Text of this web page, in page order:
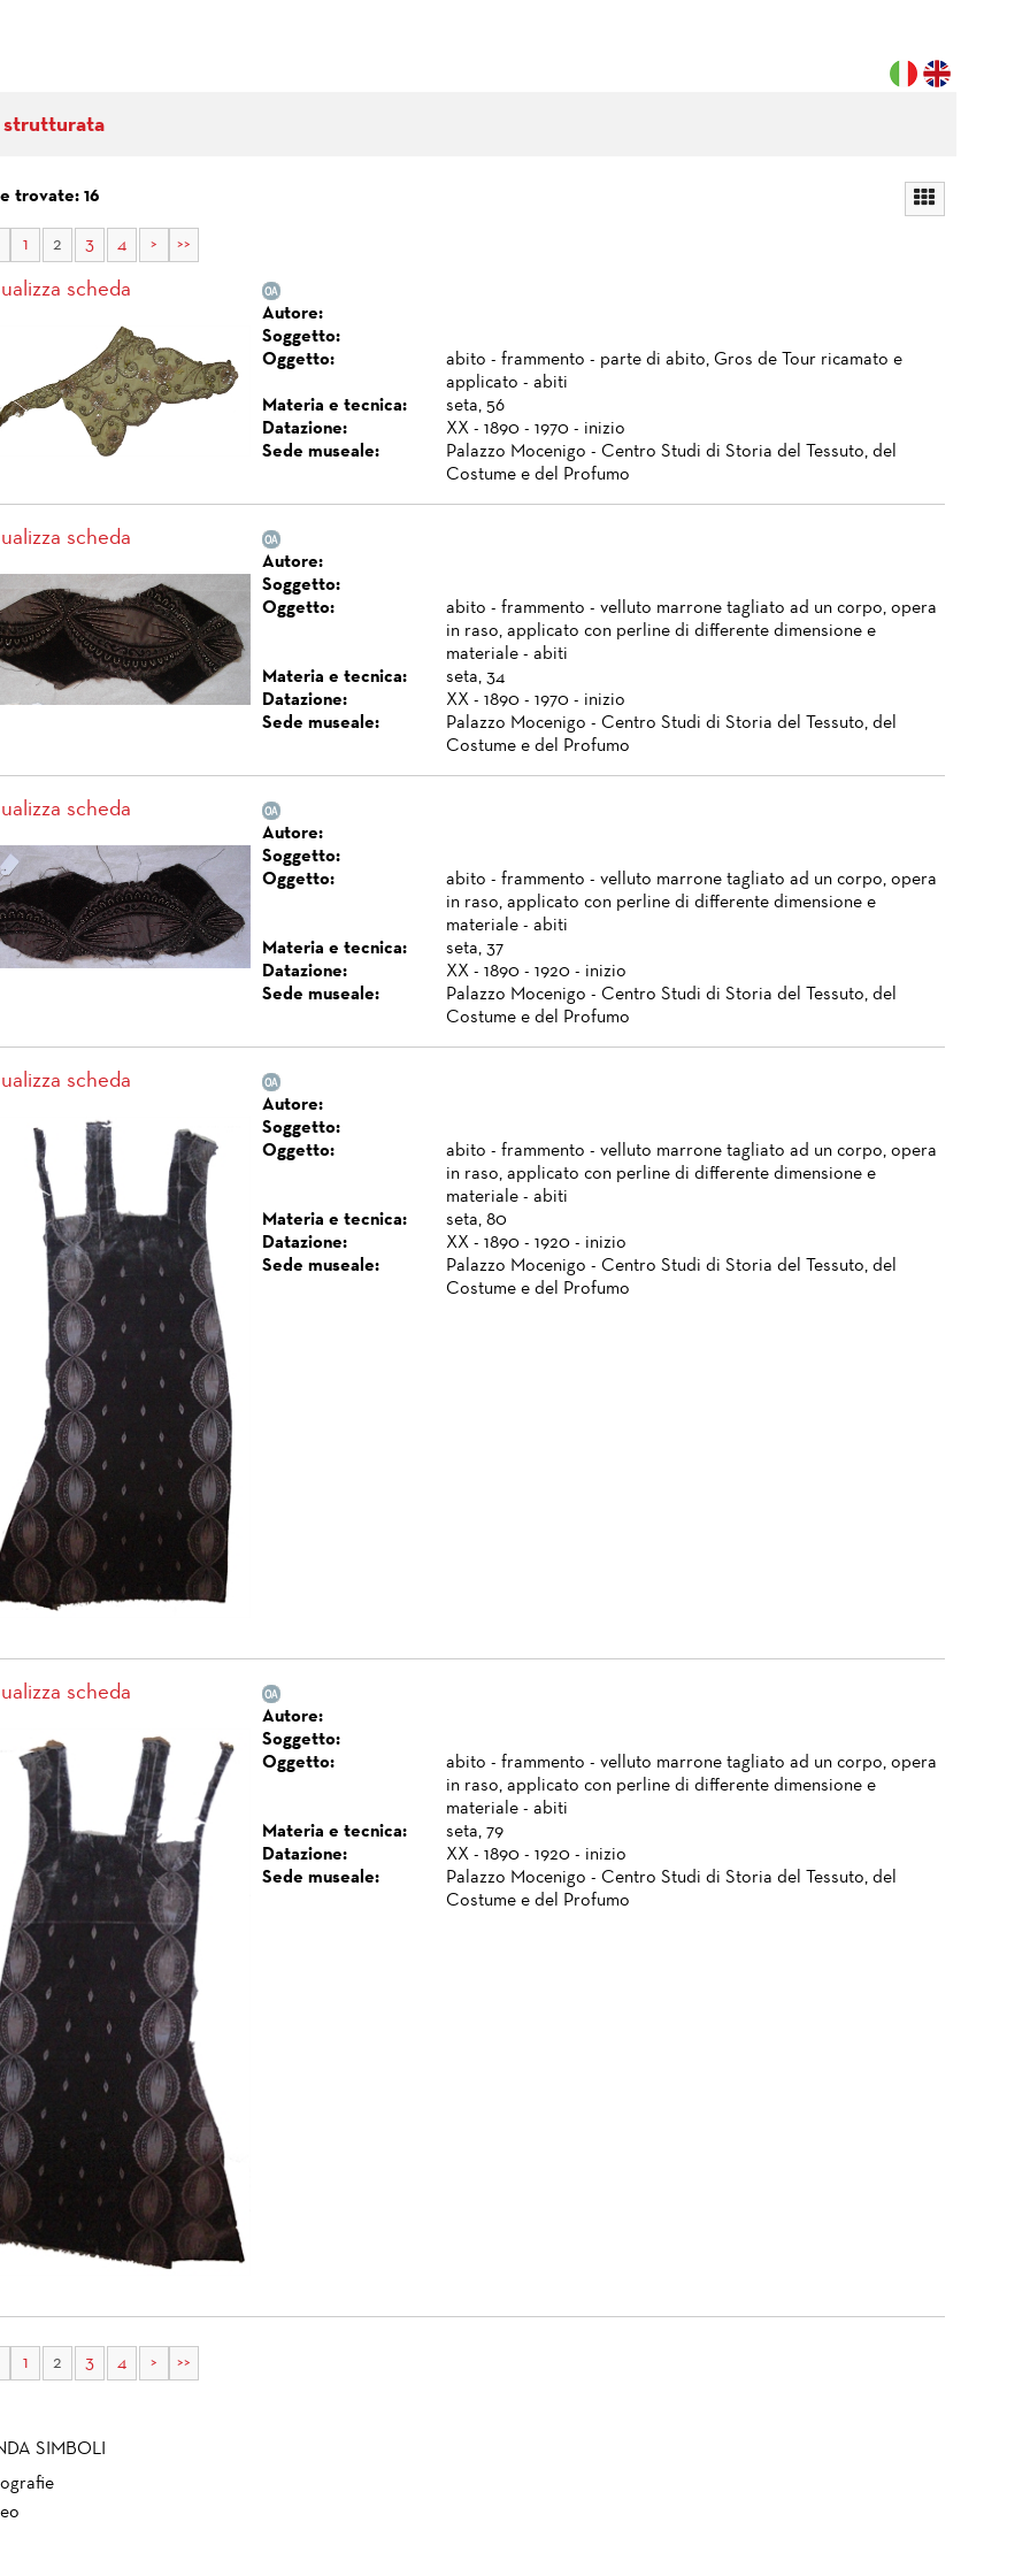
strutturata
trovate: 16
1 2 3 4 > >>
scheda
Autore:
Soggetto:
Oggetto:
abito - frammento - parte di abito, Gros de Tour ricamato e
applicato - abiti
Materia e tecnica:
seta, 56
Datazione:
XX - 1890 - 1970 - inizio
Sede museale:
Palazzo Mocenigo - Centro Studi di Storia del Tessuto, del
Costume e del Profumo
scheda
Autore:
Soggetto:
Oggetto:
abito - frammento - velluto marrone tagliato ad un corpo, opera
in raso, applicato con perline di differente dimensione e
materiale - abiti
Materia e tecnica:
seta, 34
Datazione:
XX - 1890 - 1970 - inizio
Sede museale:
Palazzo Mocenigo - Centro Studi di Storia del Tessuto, del
Costume e del Profumo
scheda
Autore:
Soggetto:
Oggetto:
abito - frammento - velluto marrone tagliato ad un corpo, opera
in raso, applicato con perline di differente dimensione e
materiale - abiti
Materia e tecnica:
seta, 37
Datazione:
XX - 1890 - 1920 - inizio
Sede museale:
Palazzo Mocenigo - Centro Studi di Storia del Tessuto, del
Costume e del Profumo
scheda
Autore:
Soggetto:
Oggetto:
abito - frammento - velluto marrone tagliato ad un corpo, opera
in raso, applicato con perline di differente dimensione e
materiale - abiti
Materia e tecnica:
seta, 80
Datazione:
XX - 1890 - 1920 - inizio
Sede museale:
Palazzo Mocenigo - Centro Studi di Storia del Tessuto, del
Costume e del Profumo
scheda
Autore:
Soggetto:
Oggetto:
abito - frammento - velluto marrone tagliato ad un corpo, opera
in raso, applicato con perline di differente dimensione e
materiale - abiti
Materia e tecnica:
seta, 79
Datazione:
XX - 1890 - 1920 - inizio
Sede museale:
Palazzo Mocenigo - Centro Studi di Storia del Tessuto, del
Costume e del Profumo
1 2 3 4 > >>
SIMBOLI